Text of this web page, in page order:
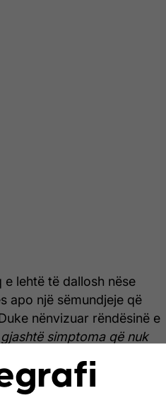
lehtë të dallosh nëse
apo një sëmundjeje që
nënvizuar rëndësinë e
simptoma që nuk